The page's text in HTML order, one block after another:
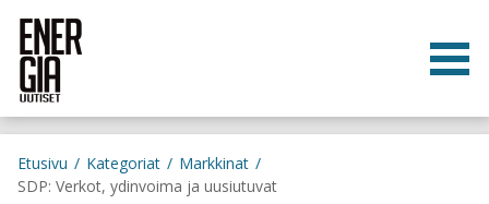
Etusivu / Kategoriat / Markkinat /
SDP: Verkot, ydinvoima ja uusiutuvat